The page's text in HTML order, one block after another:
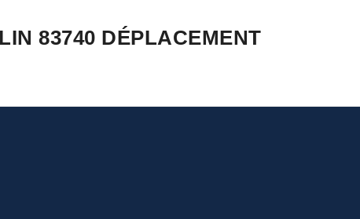
83740 DÉPLACEMENT